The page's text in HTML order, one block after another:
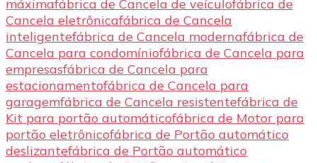
máximafábrica de Cancela de veículofábrica de
Cancela eletrônicafábrica de Cancela
inteligentefábrica de Cancela modernafábrica de
Cancela para condomíniofábrica de Cancela para
empresasfábrica de Cancela para
estacionamentofábrica de Cancela para
garagemfábrica de Cancela resistentefábrica de
Kit para portão automáticofábrica de Motor para
portão eletrônicofábrica de Portão automático
deslizantefábrica de Portão automático